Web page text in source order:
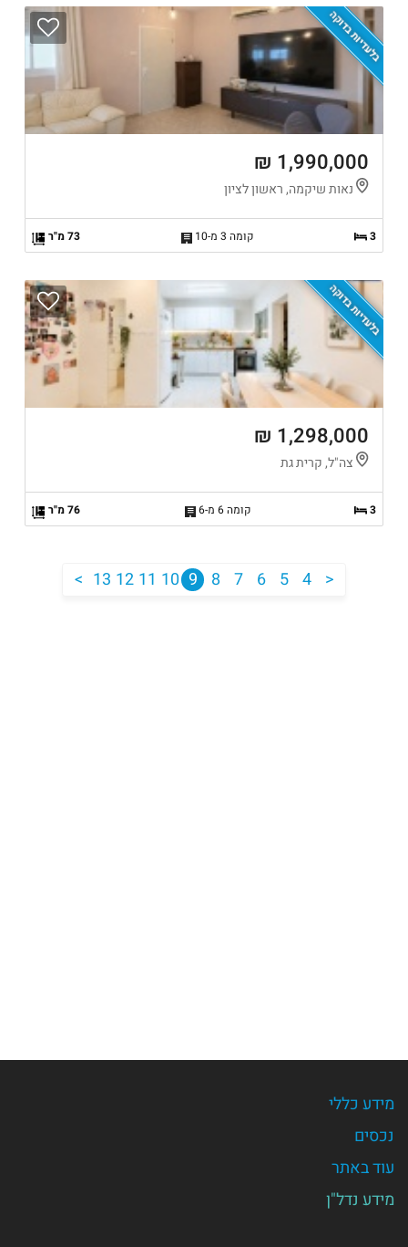
בלעדיות בדוקה
1,990,000 ₪
נאות שיקמה, ראשון לציון
3 קומה 3 מ-10 73 מ"ר
בלעדיות בדוקה
1,298,000 ₪
צה"ל, קרית גת
3 קומה 6 מ-6 76 מ"ר
>
4
5
6
7
8
9
10
11
12
13
<
מידע כללי
נכסים
עוד באתר
מידע נדל"ן